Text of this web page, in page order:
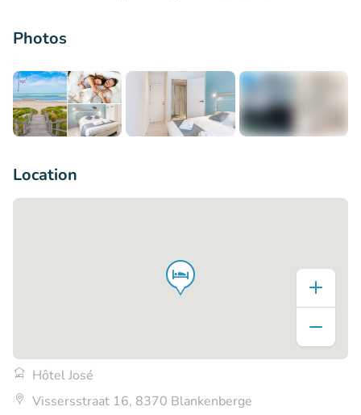
Photos
Location
Hôtel José
Vissersstraat 16, 8370 Blankenberge